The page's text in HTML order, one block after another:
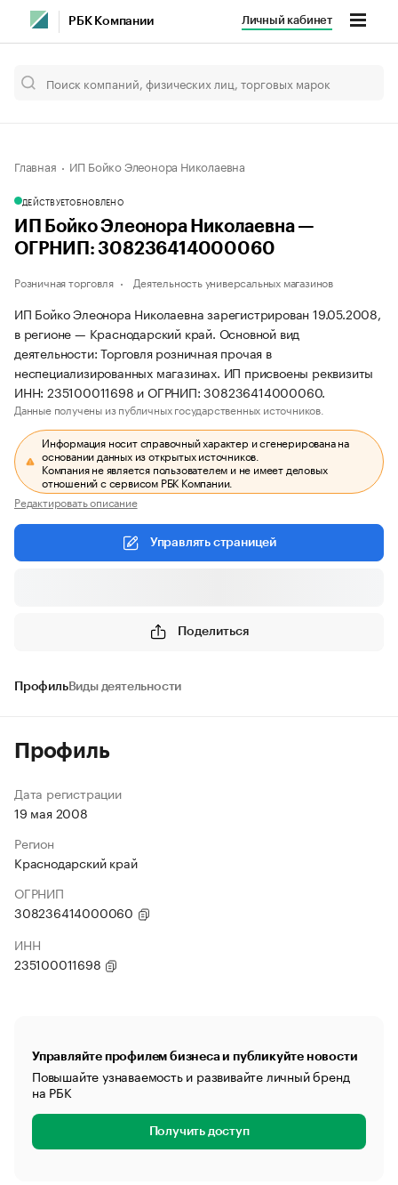
РБК Компании Личный кабинет
Главная ИП Бойко Элеонора Николаевна
ДЕЙСТВУЕТОБНОВЛЕНО
ИП Бойко Элеонора Николаевна —
ОГРНИП: 308236414000060
Розничная торговля Деятельность универсальных магазинов
ИП Бойко Элеонора Николаевна зарегистрирован 19.05.2008,
в регионе — Краснодарский край. Основной вид
деятельности: Торговля розничная прочая в
неспециализированных магазинах. ИП присвоены реквизиты
ИНН: 235100011698 и ОГРНИП: 308236414000060.
Данные получены из публичных государственных источников.
Информация носит справочный характер и сгенерирована на
основании данных из открытых источников.
Компания не является пользователем и не имеет деловых
отношений с сервисом РБК Компании.
Редактировать описание
Управлять страницей
Поделиться
ПрофильВиды деятельности
Профиль
Дата регистрации
19 мая 2008
Регион
Краснодарский край
ОГРНИП
308236414000060
ИНН
235100011698
Управляйте профилем бизнеса и публикуйте новости
Повышайте узнаваемость и развивайте личный бренд
на РБК
Получить доступ